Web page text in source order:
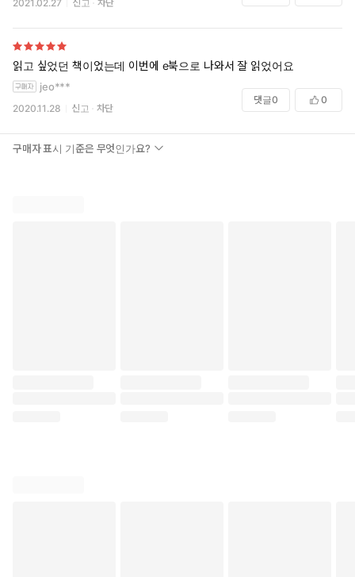
2021.02.27 신고 차단
읽고 싶었던 책이었는데 이번에 e북으로 나와서 잘 읽었어요
jeo***
2020.11.28 신고 차단
댓글0 0
구매자 표시 기준은 무엇인가요?